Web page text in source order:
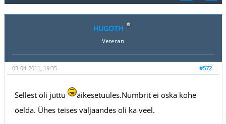
HUGOTH
Veteran
#572
03-04-2011, 19:35
Sellest oli juttu
äikesetuules.Numbrit ei oska kohe
öelda. Ühes teises väljaandes oli ka veel.